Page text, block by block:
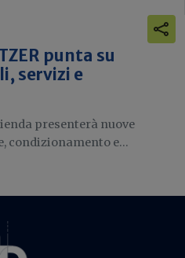
punta su
servizi e
presenterà nuove
condizionamento e...